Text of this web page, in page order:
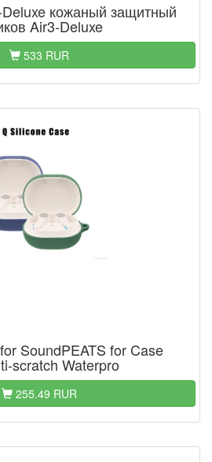
кожаный защитный
Air3-Deluxe
533 RUR
SoundPEATS for Case
scratch Waterpro
255.49 RUR